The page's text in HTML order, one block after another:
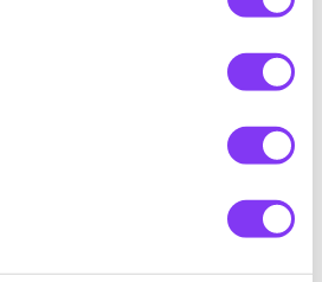
deze ook uit te kunnen
garanderen en uit te kunnen
bij betreffende reis vermeld onder